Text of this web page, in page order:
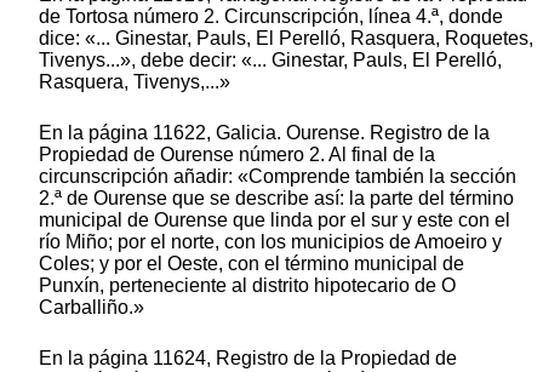
de Tortosa número 2. Circunscripción, línea 4.ª, donde
dice: «... Ginestar, Pauls, El Perelló, Rasquera, Roquetes,
Tivenys...», debe decir: «... Ginestar, Pauls, El Perelló,
Rasquera, Tivenys,...»
En la página 11622, Galicia. Ourense. Registro de la
Propiedad de Ourense número 2. Al final de la
circunscripción añadir: «Comprende también la sección
2.ª de Ourense que se describe así: la parte del término
municipal de Ourense que linda por el sur y este con el
río Miño; por el norte, con los municipios de Amoeiro y
Coles; y por el Oeste, con el término municipal de
Punxín, perteneciente al distrito hipotecario de O
Carballiño.»
En la página 11624, Registro de la Propiedad de